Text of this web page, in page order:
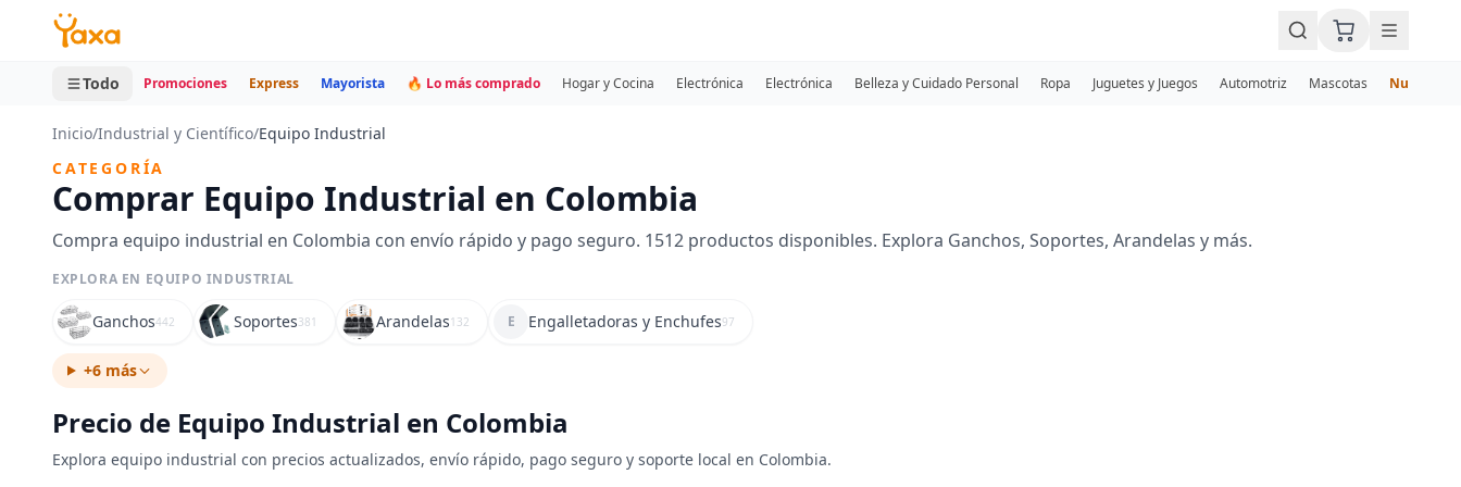
MINI CARRITO
0 productos
Todo Promociones Express Mayorista 🔥 Lo más comprado Hogar y Cocina Electrónica Electrónica Belleza y Cuidado Personal Ropa Juguetes y Juegos Automotriz Mascotas Nuevos
Inicio/Industrial y Científico/Equipo Industrial
CATEGORÍA
Comprar Equipo Industrial en Colombia
Compra equipo industrial en Colombia con envío rápido y pago seguro. 1512 productos disponibles. Explora Ganchos, Soportes, Arandelas y más.
EXPLORA EN EQUIPO INDUSTRIAL
Ganchos442 Soportes381 Arandelas132 E Engalletadoras y Enchufes97
+6 más
Precio de Equipo Industrial en Colombia
Explora equipo industrial con precios actualizados, envío rápido, pago seguro y soporte local en Colombia.